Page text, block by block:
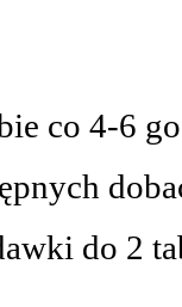
co 4-6
do 2